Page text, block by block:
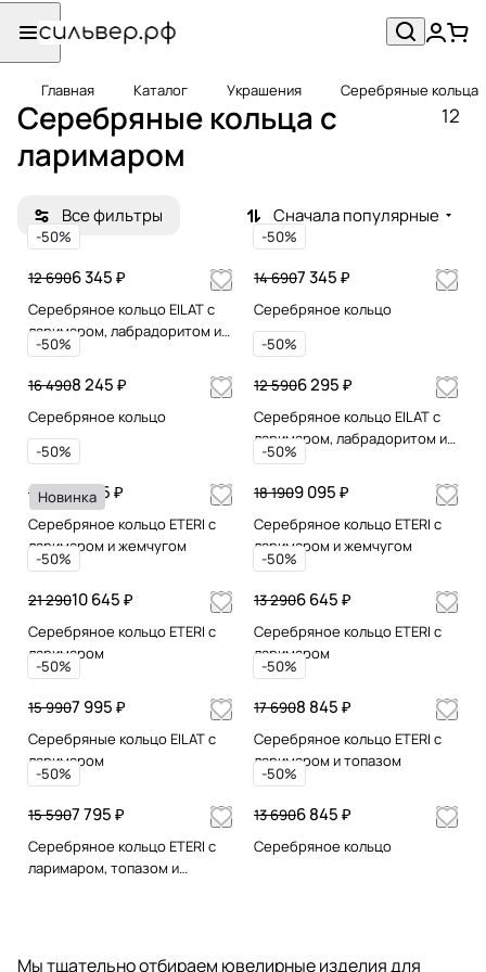
Главная Каталог Украшения Серебряные кольца
Серебряные кольца c
ларимаром
12
Все фильтры Сначала популярные
-50%
6 345 ₽
12 690
Серебряное кольцо EILAT с
ларимаром, лабрадоритом и
жадеитом, позолотой
-50%
7 345 ₽
14 690
Серебряное кольцо
-50%
8 245 ₽
16 490
Серебряное кольцо
-50%
6 295 ₽
12 590
Серебряное кольцо EILAT с
ларимаром, лабрадоритом и
жадеитом
Новинка
-50%
7 745 ₽
15 490
Серебряное кольцо ETERI с
ларимаром и жемчугом
-50%
9 095 ₽
18 190
Серебряное кольцо ETERI с
ларимаром и жемчугом
-50%
10 645 ₽
21 290
Серебряное кольцо ETERI с
ларимаром
-50%
6 645 ₽
13 290
Серебряное кольцо ETERI с
ларимаром
-50%
7 995 ₽
15 990
Серебряные кольцо EILAT с
ларимаром
-50%
8 845 ₽
17 690
Серебряное кольцо ETERI с
ларимаром и топазом
-50%
7 795 ₽
15 590
Серебряное кольцо ETERI с
ларимаром, топазом и
-50%
6 845 ₽
13 690
Серебряное кольцо
Мы тщательно отбираем ювелирные изделия для